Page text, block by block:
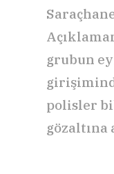
grubun
polisler
gözaltına